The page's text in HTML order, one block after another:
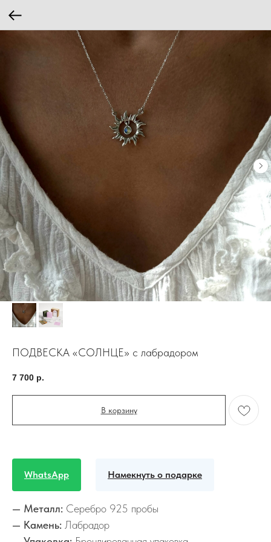
ПОДВЕСКА «СОЛНЦЕ» с лабрадором
7 700 р.
В корзину
WhatsApp Намекнуть о подарке
— Металл: Серебро 925 пробы
— Камень: Лабрадор